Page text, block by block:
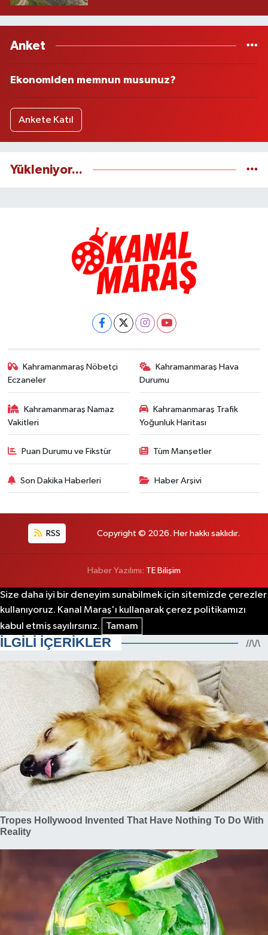
Anket
Ekonomiden memnun musunuz?
Ankete Katıl
Yükleniyor...
Kahramanmaraş Nöbetçi
Eczaneler
Kahramanmaraş Hava
Durumu
Kahramanmaraş Namaz
Vakitleri
Kahramanmaraş Trafik
Yoğunluk Haritası
Puan Durumu ve Fikstür Tüm Manşetler
Son Dakika Haberleri Haber Arşivi
RSS Copyright © 2026. Her hakkı saklıdır.
Haber Yazılımı: TE Bilişim
Size daha iyi bir deneyim sunabilmek için sitemizde çerezler
kullanıyoruz. Kanal Maraş'ı kullanarak çerez politikamızı
kabul etmiş sayılırsınız.
Tamam